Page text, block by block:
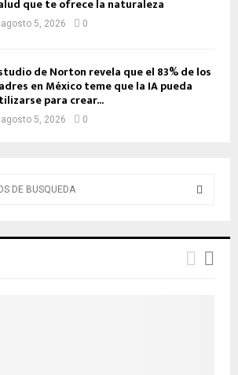
que te ofrece la naturaleza
agosto 5, 2026 0
de Norton revela que el 83% de los
en México teme que la IA pueda
para crear...
agosto 5, 2026 0